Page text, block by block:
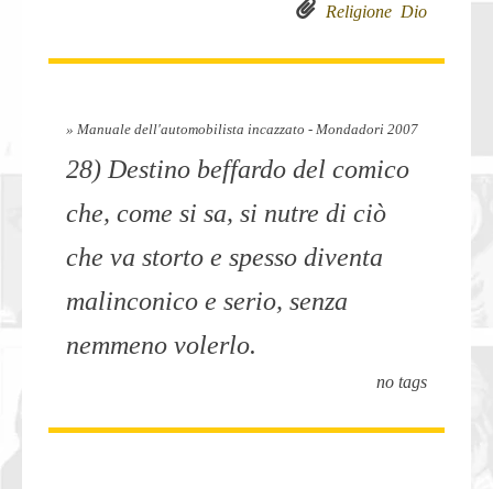
Dio
Religione
» Manuale dell'automobilista incazzato - Mondadori 2007
28) Destino beffardo del comico
che, come si sa, si nutre di ciò
che va storto e spesso diventa
malinconico e serio, senza
nemmeno volerlo.
no tags